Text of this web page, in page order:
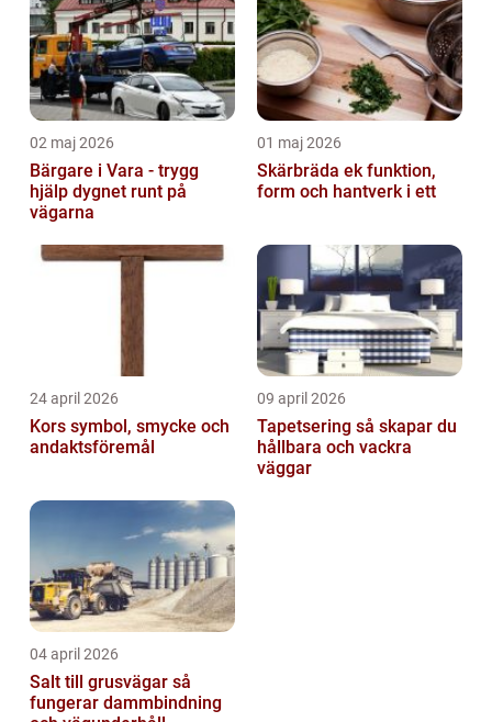
02 maj 2026
Bärgare i Vara - trygg
hjälp dygnet runt på
vägarna
01 maj 2026
Skärbräda ek funktion,
form och hantverk i ett
24 april 2026
Kors symbol, smycke och
andaktsföremål
09 april 2026
Tapetsering så skapar du
hållbara och vackra
väggar
04 april 2026
Salt till grusvägar så
fungerar dammbindning